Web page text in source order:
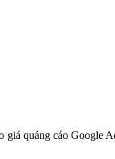
quảng cáo Google